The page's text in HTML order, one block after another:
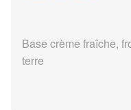
Base crème fraîche,
terre